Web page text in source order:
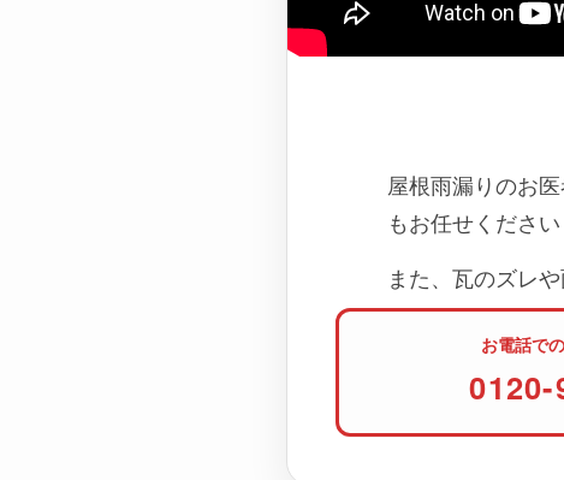
屋根雨漏りのお
もお任せください
また、瓦のズレ
お電話で
0120-